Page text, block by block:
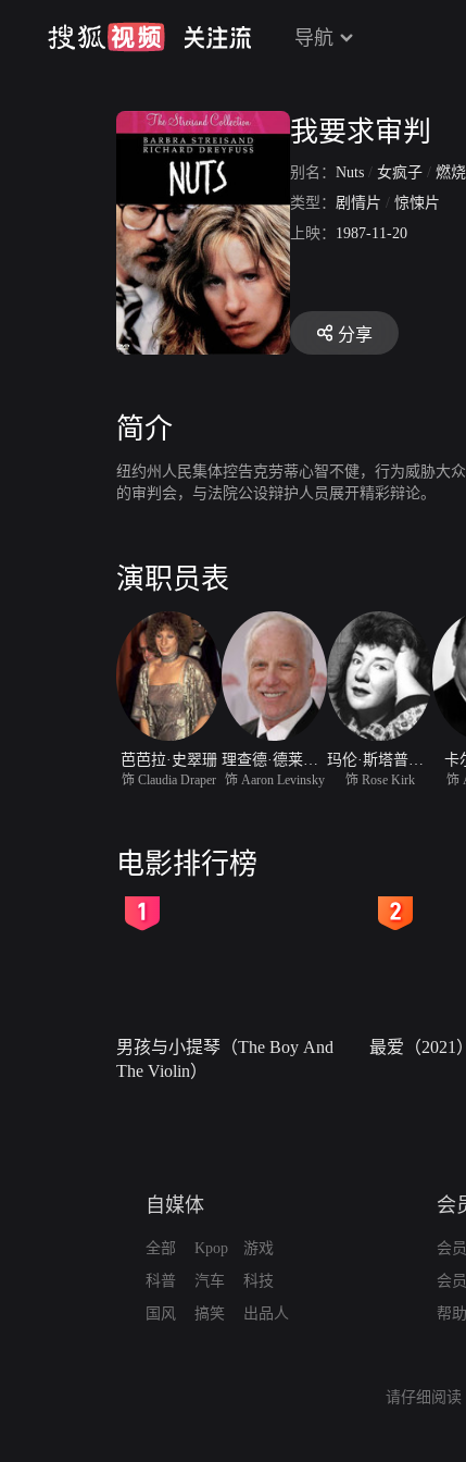
导航
我要求审判
别名： Nuts / 女疯子 / 燃
类型： 剧情片 / 惊悚片
上映： 1987-11-20
分享
简介
纽约州人民集体控告克劳蒂心智不健，行为威胁大
的审判会，与法院公设辩护人员展开精彩辩论。
演职员表
芭芭拉·史翠珊
饰 Claudia Draper 饰 Aaron Levinsky 饰 Rose Kirk
卡
饰
电影排行榜
男孩与小提琴（The Boy And
The Violin）
最爱（2021）
自媒体
全部
科普
国风
Kpop
汽车
搞笑
游戏
科技
出品人
会
会
会
帮助
请仔细阅读